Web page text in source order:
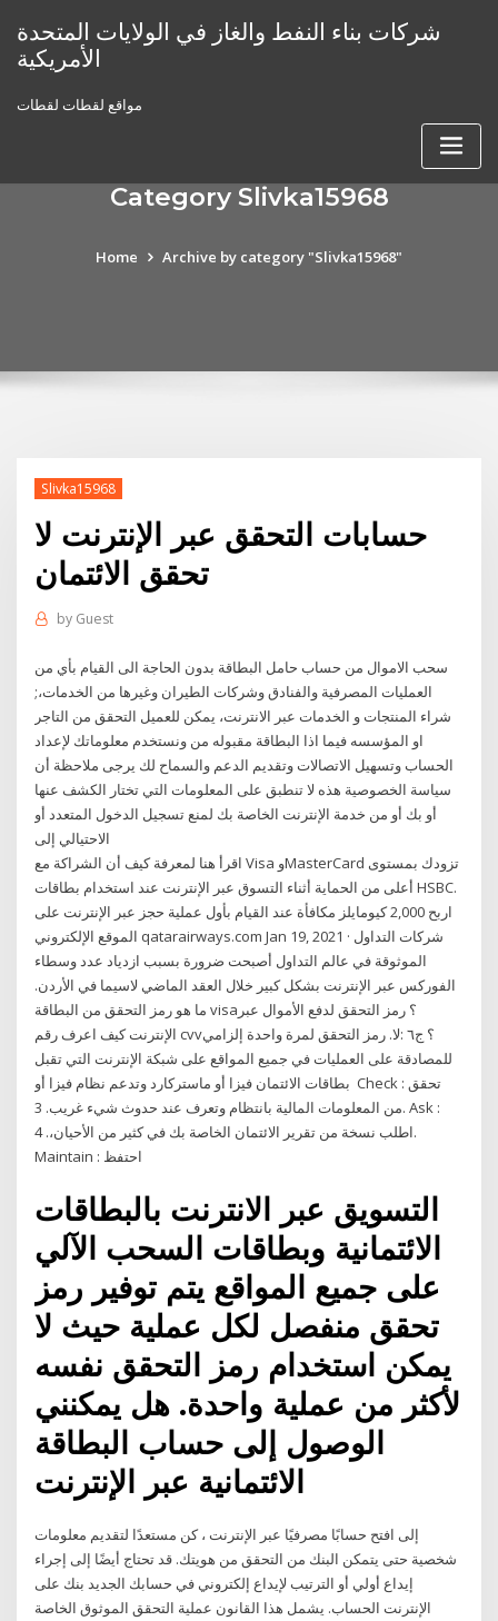
content
شركات بناء النفط والغاز في الولايات المتحدة
الأمريكية
مواقع لقطات لقطات
Category Slivka15968
Home Archive by category "Slivka15968"
Slivka15968
حسابات التحقق عبر الإنترنت لا
تحقق الائتمان
by Guest
سحب الاموال من حساب حامل البطاقة بدون الحاجة الى القيام بأي من
العمليات المصرفية والفنادق وشركات الطيران وغيرها من الخدمات،;
شراء المنتجات و الخدمات عبر الانترنت، يمكن للعميل التحقق من التاجر
او المؤسسه فيما اذا البطاقة مقبوله من ونستخدم معلوماتك لإعداد
الحساب وتسهيل الاتصالات وتقديم الدعم والسماح لك يرجى ملاحظة أن
سياسة الخصوصية هذه لا تنطبق على المعلومات التي تختار الكشف عنها
أو بك أو من خدمة الإنترنت الخاصة بك لمنع تسجيل الدخول المتعدد أو
الاحتيالي إلى
اقرأ هنا لمعرفة كيف أن الشراكة مع Visa وMasterCard تزودك بمستوى
أعلى من الحماية أثناء التسوق عبر الإنترنت عند استخدام بطاقات HSBC.
اربح 2,000 كيومايلز مكافأة عند القيام بأول عملية حجز عبر الإنترنت على
الموقع الإلكتروني qatarairways.com Jan 19, 2021 · شركات التداول
الموثوقة في عالم التداول أصبحت ضرورة بسبب ازدياد عدد وسطاء
الفوركس عبر الإنترنت بشكل كبير خلال العقد الماضي لاسيما في الأردن.
ما هو رمز التحقق من البطاقة visa؟ رمز التحقق لدفع الأموال عبر
الإنترنت كيف اعرف رقم cvv؟ ج٦ :لا. رمز التحقق لمرة واحدة إلزامي
للمصادقة على العمليات في جميع المواقع على شبكة الإنترنت التي تقبل
بطاقات الائتمان فيزا أو ماستركارد وتدعم نظام فيزا أو Check : تحقق
من المعلومات المالية بانتظام وتعرف عند حدوث شيء غريب. 3. Ask :
اطلب نسخة من تقرير الائتمان الخاصة بك في كثير من الأحيان،. 4.
التسويق عبر الانترنت بالبطاقات
الائتمانية وبطاقات السحب الآلي
على جميع المواقع يتم توفير رمز
تحقق منفصل لكل عملية حيث لا
يمكن استخدام رمز التحقق نفسه
لأكثر من عملية واحدة. هل يمكنني
الوصول إلى حساب البطاقة
الائتمانية عبر الإنترنت
إلى افتح حسابًا مصرفيًا عبر الإنترنت ، كن مستعدًا لتقديم معلومات
شخصية حتى يتمكن البنك من التحقق من هويتك. قد تحتاج أيضًا إلى إجراء
إيداع أولي أو الترتيب لإيداع إلكتروني في حسابك الجديد بنك على
الإنترنت الحساب. يشمل هذا القانون عملية التحقق الموثوق الخاصة